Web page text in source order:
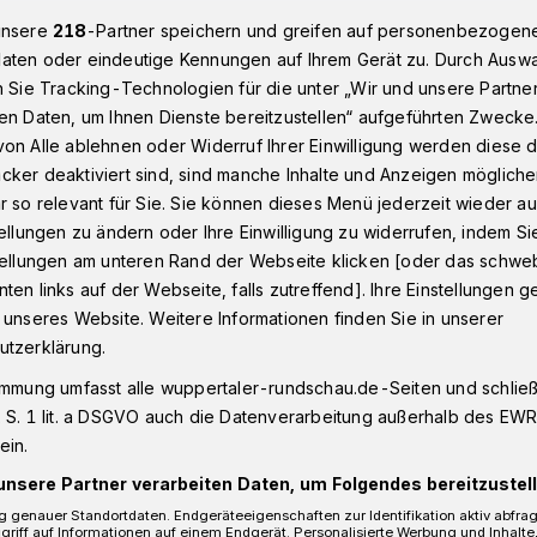
mit vielen Stimmen
FDP-Führung
mit vielen
FDP-Kreisvorsitzende
Landesvorstand der NRW-Liberalen
der dem
Jahren angehört, erhielt 69,15
das zweitbeste Ergebnis der Besitzer.
218-Partner speichern und greifen auf
oder eindeutige Kennungen auf Ihrem Gerät zu. Durch
Sie Tracking-Technologien für die unter „Wir und unsere
Daten, um Ihnen Dienste bereitzustellen“ aufgeführten
Alle ablehnen oder Widerruf Ihrer Einwilligung werden diese
deaktiviert sind, sind manche Inhalte und Anzeigen
so relevant für Sie. Sie können dieses Menü jederzeit wieder
zu ändern oder Ihre Einwilligung zu widerrufen, indem
am unteren Rand der Webseite klicken [oder das
links auf der Webseite, falls zutreffend]. Ihre Einstellungen
Website. Weitere Informationen finden Sie in unserer
umfasst alle wuppertaler-rundschau.de-Seiten und
1 lit. a DSGVO auch die Datenverarbeitung außerhalb des
Partner verarbeiten Daten, um Folgendes
genauer Standortdaten. Endgeräteeigenschaften zur Identifikation aktiv
auf Informationen auf einem Endgerät. Personalisierte Werbung und